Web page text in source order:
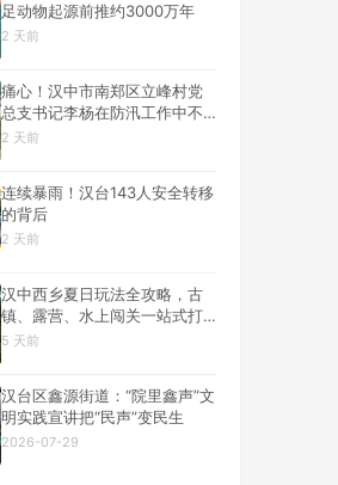
足动物起源前推约3000万年
2 天前
痛心！汉中市南郑区立峰村党
总支书记李杨在防汛工作中不
幸遇难
2 天前
连续暴雨！汉台143人安全转移
的背后
2 天前
汉中西乡夏日玩法全攻略，古
镇、露营、水上闯关一站式打
卡
5 天前
汉台区鑫源街道：“院里鑫声”文
明实践宣讲把“民声”变民生
2026-07-29